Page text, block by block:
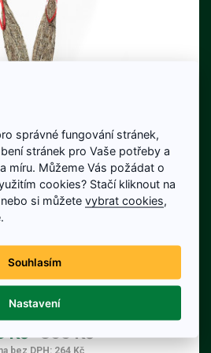
s červenou mašlí
66 cm
zajíc ze slámy s
je tou správnou volbou!
a originální doplněk oživí
kouzlo Velikonoc.
Kč 360 Kč
bez DPH: 264 Kč
správné fungování stránek,
stránek pro Vaše potřeby a
míru. Můžeme Vás požádat o
cookies? Stačí kliknout na
nebo si můžetevybrat cookies
Souhlasím
Nastavení